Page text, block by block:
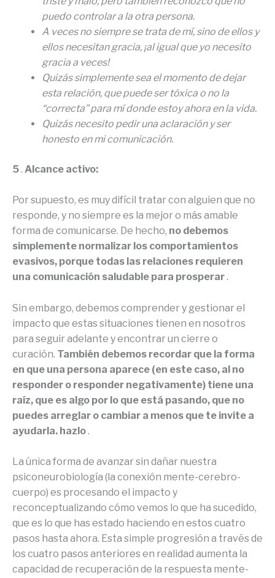
puedo controlar a la otra persona.
A veces no siempre se trata de mí, sino de ellos y
ellos necesitan gracia, ¡al igual que yo necesito
gracia a veces!
Quizás simplemente sea el momento de dejar
esta relación, que puede ser tóxica o no la
“correcta” para mí donde estoy ahora en la vida.
Quizás necesito pedir una aclaración y ser
honesto en mi comunicación.
5. Alcance activo:
Por supuesto, es muy difícil tratar con alguien que no
responde, y no siempre es la mejor o más amable
forma de comunicarse. De hecho, no debemos
simplemente normalizar los comportamientos
evasivos, porque todas las relaciones requieren
una comunicación saludable para prosperar.
Sin embargo, debemos comprender y gestionar el
impacto que estas situaciones tienen en nosotros
para seguir adelante y encontrar un cierre o
curación. También debemos recordar que la forma
en que una persona aparece (en este caso, al no
responder o responder negativamente) tiene una
raíz, que es algo por lo que está pasando, que no
puedes arreglar o cambiar a menos que te invite a
ayudarla. hazlo.
La única forma de avanzar sin dañar nuestra
psiconeurobiología (la conexión mente-cerebro-
cuerpo) es procesando el impacto y
reconceptualizando cómo vemos lo que ha sucedido,
que es lo que has estado haciendo en estos cuatro
pasos hasta ahora. Esta simple progresión a través de
los cuatro pasos anteriores en realidad aumenta la
capacidad de recuperación de la respuesta mente-